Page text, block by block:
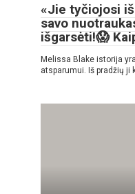
«Jie tyčiojosi
savo
išgarsėti!😱
Melissa Blake istorija
atsparumui. Iš pradžių ji